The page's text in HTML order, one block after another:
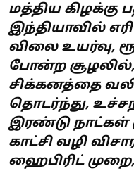
மத்திய கிழக்கு
இந்தியாவில்
விலை உயர்வு,
போன்ற சூழலில்,
சிக்கனத்தை
தொடர்ந்து,
இரண்டு நாட்கள்
காட்சி வழி
ஹைபிரிட்